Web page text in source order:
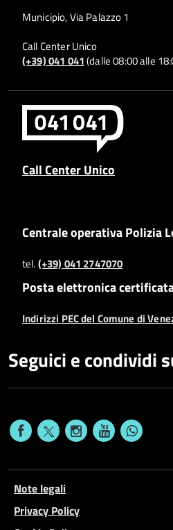
Municipio, Via Palazzo 1
Call Center Unico
(+39) 041 041(dalle 08:00 alle
Call Center Unico
Centrale operativa Polizia
tel.(+39) 041 2747070
Posta elettronica
Indirizzi PEC del Comune di
Seguici e condividi
Note legali
Privacy Policy